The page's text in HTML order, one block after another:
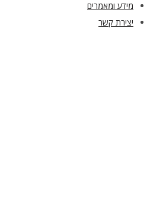
מידע ומאמרים
יצירת קשר